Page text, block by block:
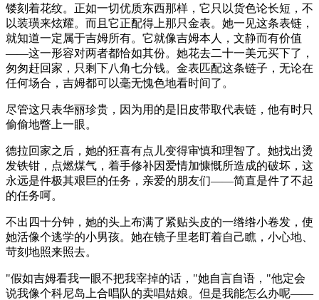
镂刻着花纹。正如一切优质东西那样，它只以货色论长短，不
以装璜来炫耀。而且它正配得上那只金表。她一见这条表链，
就知道一定属于吉姆所有。它就像吉姆本人，文静而有价值
——这一形容对两者都恰如其份。她花去二十一美元买下了，
匆匆赶回家，只剩下八角七分钱。金表匹配这条链子，无论在
任何场合，吉姆都可以毫无愧色地看时间了。
尽管这只表华丽珍贵，因为用的是旧皮带取代表链，他有时只
偷偷地瞥上一眼。
德拉回家之后，她的狂喜有点儿变得审慎和理智了。她找出烫
发铁钳，点燃煤气，着手修补因爱情加慷慨所造成的破坏，这
永远是件极其艰巨的任务，亲爱的朋友们——简直是件了不起
的任务呵。
不出四十分钟，她的头上布满了紧贴头皮的一绺绺小卷发，使
她活像个逃学的小男孩。她在镜子里老盯着自己瞧，小心地、
苛刻地照来照去。
"假如吉姆看我一眼不把我宰掉的话，"她自言自语，"他定会
说我像个科尼岛上合唱队的卖唱姑娘。但是我能怎么办呢——